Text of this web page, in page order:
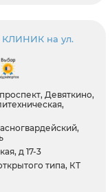
КЛИНИК на ул.
Девяткино,
д 17-3
типа, КТ